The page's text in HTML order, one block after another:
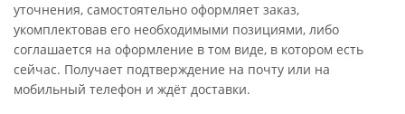
уточнения, самостоятельно оформляет заказ,
укомплектовав его необходимыми позициями, либо
соглашается на оформление в том виде, в котором есть
сейчас. Получает подтверждение на почту или на
мобильный телефон и ждёт доставки.